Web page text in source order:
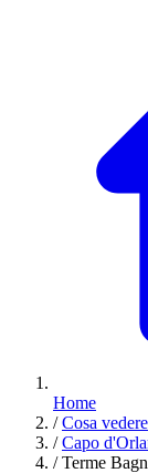
Home
/ Cosa vedere
/ Capo
/ Terme